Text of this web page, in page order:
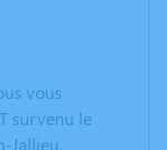
vous
survenu le
Jallieu.